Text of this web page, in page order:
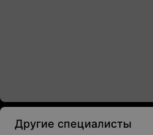
Другие специалисты